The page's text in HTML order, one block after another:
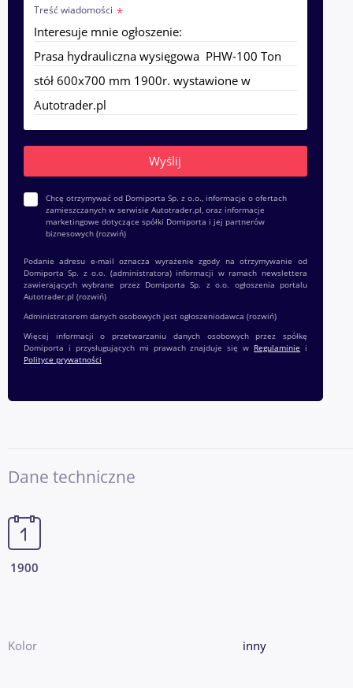
Treść wiadomości
Chcę otrzymywać od Domiporta Sp. z o.o., informacje o ofertach
zamieszczanych w serwisie Autotrader.pl, oraz informacje
marketingowe dotyczące spółki Domiporta i jej partnerów
biznesowych (rozwiń)
Podanie adresu e-mail oznacza wyrażenie zgody na otrzymywanie od
Domiporta Sp. z o.o. (administratora) informacji w ramach newslettera
zawierających wybrane przez Domiporta Sp. z o.o. ogłoszenia portalu
Autotrader.pl (rozwiń)
Administratorem danych osobowych jest ogłoszeniodawca (rozwiń)
Więcej informacji o przetwarzaniu danych osobowych przez spółkę
Domiporta i przysługujących mi prawach znajduje się w Regulaminie i
Polityce prywatności
Dane techniczne
1900
Kolor inny